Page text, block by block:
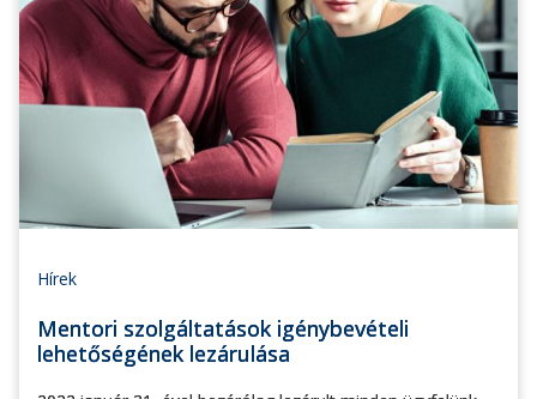
Hírek
Mentori szolgáltatások igénybevételi
lehetőségének lezárulása